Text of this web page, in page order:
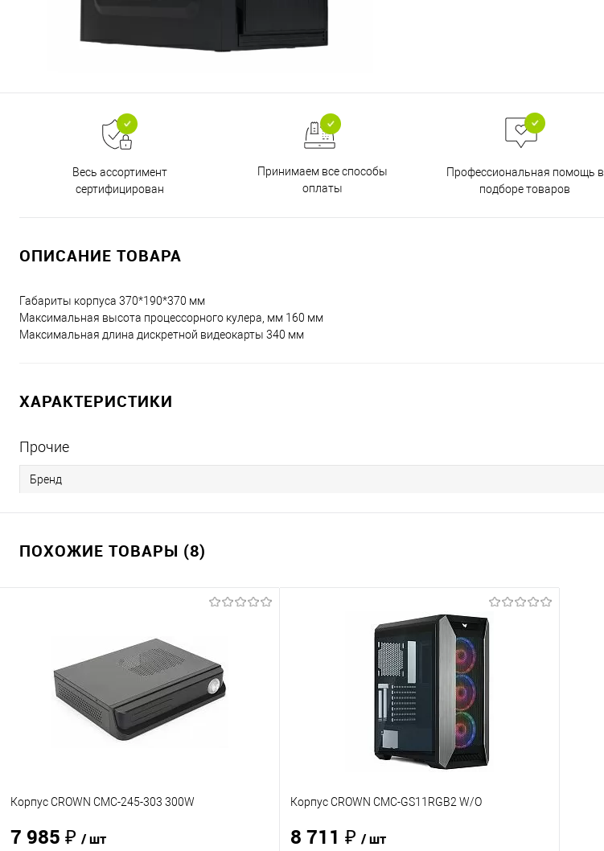
Весь ассортимент
сертифицирован
Принимаем все способы
оплаты
Профессиональная помощь в
подборе товаров
ОПИСАНИЕ ТОВАРА
Габариты корпуса 370*190*370 мм
Максимальная высота процессорного кулера, мм 160 мм
Максимальная длина дискретной видеокарты 340 мм
ХАРАКТЕРИСТИКИ
Прочие
Бренд
ПОХОЖИЕ ТОВАРЫ (8)
Корпус CROWN CMC-245-303 300W
7 985 ₽ / шт
Корпус CROWN CMC-GS11RGB2 W/O
8 711 ₽ / шт